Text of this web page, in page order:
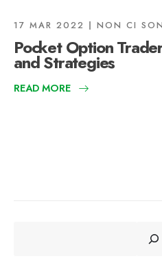
17 MAR 2022 NON CI
Pocket Option
and Strategies
READ MORE